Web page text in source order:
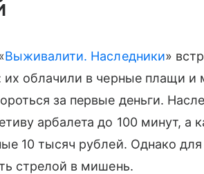
Выживалити. Наследники»
их облачили в черные плащи и
за первые деньги.
арбалета до 100 минут,
10 тысяч рублей. Однако
стрелой в мишень.